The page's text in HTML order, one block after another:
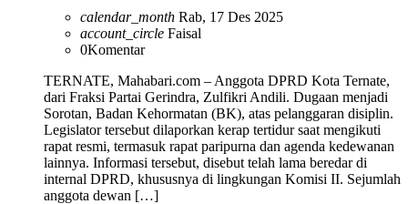
calendar_month Rab, 17 Des 2025
account_circle Faisal
0Komentar
TERNATE, Mahabari.com – Anggota DPRD Kota Ternate,
dari Fraksi Partai Gerindra, Zulfikri Andili. Dugaan menjadi
Sorotan, Badan Kehormatan (BK), atas pelanggaran disiplin.
Legislator tersebut dilaporkan kerap tertidur saat mengikuti
rapat resmi, termasuk rapat paripurna dan agenda kedewanan
lainnya. Informasi tersebut, disebut telah lama beredar di
internal DPRD, khususnya di lingkungan Komisi II. Sejumlah
anggota dewan […]